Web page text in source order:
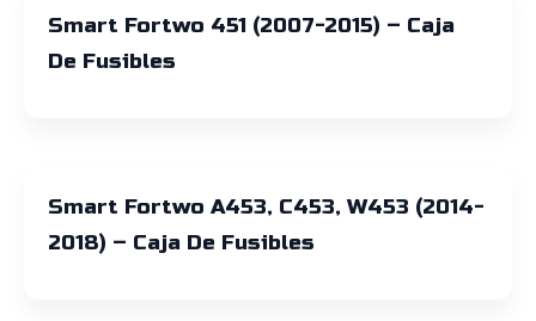
Smart Fortwo 451 (2007-2015) – Caja
De Fusibles
Smart Fortwo A453, C453, W453 (2014-
2018) – Caja De Fusibles